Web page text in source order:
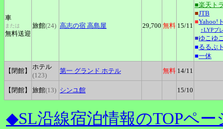
車
または
無料送迎
旅館(24) 高志の宿 高島屋 29,700 無料 15/11
■楽天ト
■JTB
■Yahoo!
↑LYPプ
■ゆこゆ
■るるぶ
■一休
【閉館】
ホテル
(123)
第一 グランド ホテル 無料 14/11
【閉館】 旅館(13) シンユ館 15/10
◆SL沿線宿泊情報のTOPペー